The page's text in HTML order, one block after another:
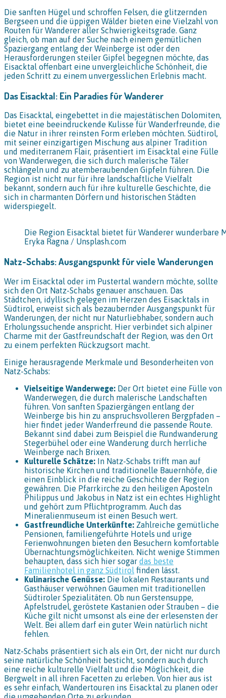
Die sanften Hügel und schroffen Felsen, die glitzernden
Bergseen und die üppigen Wälder bieten eine Vielzahl von
Routen für Wanderer aller Schwierigkeitsgrade. Ganz
gleich, ob man auf der Suche nach einem gemütlichen
Spaziergang entlang der Weinberge ist oder den
Herausforderungen steiler Gipfel begegnen möchte, das
Eisacktal offenbart eine unvergleichliche Schönheit, die
jeden Schritt zu einem unvergesslichen Erlebnis macht.
Das Eisacktal: Ein Paradies für Wanderer
Das Eisacktal, eingebettet in die majestätischen Dolomiten,
bietet eine beeindruckende Kulisse für Wanderfreunde, die
die Natur in ihrer reinsten Form erleben möchten. Südtirol,
mit seiner einzigartigen Mischung aus alpiner Tradition
und mediterranem Flair, präsentiert im Eisacktal eine Fülle
von Wanderwegen, die sich durch malerische Täler
schlängeln und zu atemberaubenden Gipfeln führen. Die
Region ist nicht nur für ihre landschaftliche Vielfalt
bekannt, sondern auch für ihre kulturelle Geschichte, die
sich in charmanten Dörfern und historischen Städten
widerspiegelt.
Die Region Eisacktal bietet für Wanderer wunderbare
Eryka Ragna / Unsplash.com
Natz-Schabs: Ausgangspunkt für viele Wanderungen
Wer im Eisacktal oder im Pustertal wandern möchte, sollte
sich den Ort Natz-Schabs genauer anschauen. Das
Städtchen, idyllisch gelegen im Herzen des Eisacktals in
Südtirol, erweist sich als bezaubernder Ausgangspunkt für
Wanderungen, der nicht nur Naturliebhaber, sondern auch
Erholungssuchende anspricht. Hier verbindet sich alpiner
Charme mit der Gastfreundschaft der Region, was den Ort
zu einem perfekten Rückzugsort macht.
Einige herausragende Merkmale und Besonderheiten von
Natz-Schabs:
Vielseitige Wanderwege: Der Ort bietet eine Fülle von
Wanderwegen, die durch malerische Landschaften
führen. Von sanften Spaziergängen entlang der
Weinberge bis hin zu anspruchsvolleren Bergpfaden –
hier findet jeder Wanderfreund die passende Route.
Bekannt sind dabei zum Beispiel die Rundwanderung
Stegerbühel oder eine Wanderung durch herrliche
Weinberge nach Brixen.
Kulturelle Schätze: In Natz-Schabs trifft man auf
historische Kirchen und traditionelle Bauernhöfe, die
einen Einblick in die reiche Geschichte der Region
gewähren. Die Pfarrkirche zu den heiligen Aposteln
Philippus und Jakobus in Natz ist ein echtes Highlight
und gehört zum Pflichtprogramm. Auch das
Mineralienmuseum ist einen Besuch wert.
Gastfreundliche Unterkünfte: Zahlreiche gemütliche
Pensionen, familiengeführte Hotels und urige
Ferienwohnungen bieten den Besuchern komfortable
Übernachtungsmöglichkeiten. Nicht wenige Stimmen
behaupten, dass sich hier sogar das beste
Familienhotel in ganz Südtirol finden lässt.
Kulinarische Genüsse: Die lokalen Restaurants und
Gasthäuser verwöhnen Gaumen mit traditionellen
Südtiroler Spezialitäten. Ob nun Gerstensuppe,
Apfelstrudel, geröstete Kastanien oder Strauben – die
Küche gilt nicht umsonst als eine der erlesensten der
Welt. Bei allem darf ein guter Wein natürlich nicht
fehlen.
Natz-Schabs präsentiert sich als ein Ort, der nicht nur durch
seine natürliche Schönheit besticht, sondern auch durch
eine reiche kulturelle Vielfalt und die Möglichkeit, die
Bergwelt in all ihren Facetten zu erleben. Von hier aus ist
es sehr einfach, Wandertouren ins Eisacktal zu planen oder